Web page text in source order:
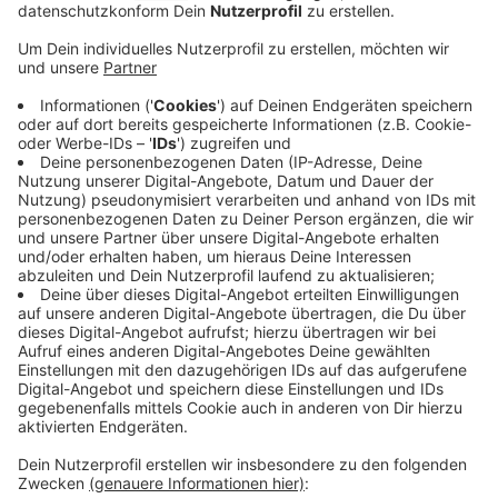
gewinnen.
Veröffentlicht:Freitag, 10.09.2021 08:33
Anzeige
Auf der Landesliste der NRW-SPD steht Lauterbach
zwar relativ weit hinten – auf Platz 23. Der Listenplatz
interessiere ihn aber nicht. „Ich werde direkt gewinnen,
und das ist das Wichtigste“, so Lauterbach. Bei der
Bundestagswahl am 26. September muss sich der
SPD-Politiker gegen zehn Konkurrenten durchsetzen,
zum Beispiel Serap Güler von der CDU oder Cornelia
Besser von der FDP. Eine Kurzvorstellung aller
Kandidaten für unseren Wahlkreis findet ihrhierin
unserem Kandidatencheck.
Anzeige